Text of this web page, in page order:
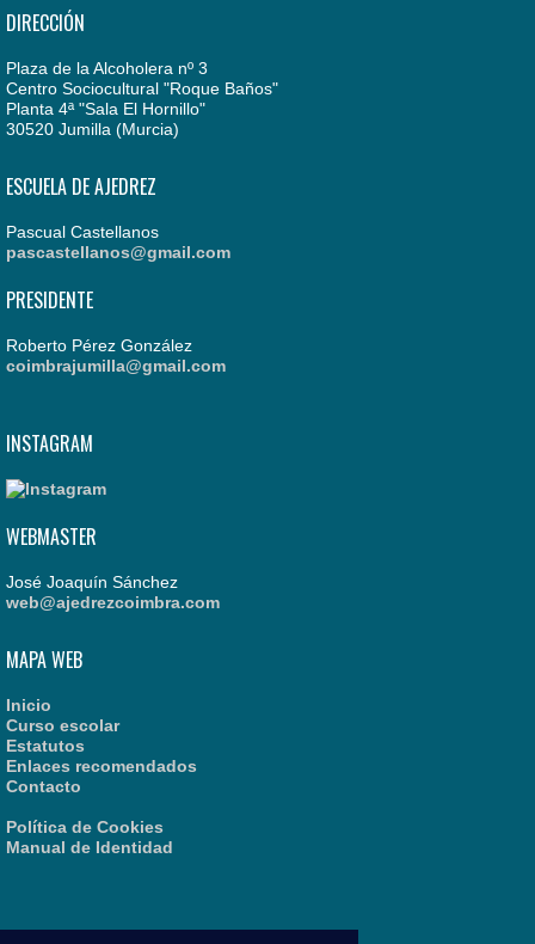
DIRECCIÓN
Plaza de la Alcoholera nº 3
Centro Sociocultural "Roque Baños"
Planta 4ª "Sala El Hornillo"
30520 Jumilla (Murcia)
ESCUELA DE AJEDREZ
Pascual Castellanos
pascastellanos@gmail.com
PRESIDENTE
Roberto Pérez González
coimbrajumilla@gmail.com
INSTAGRAM
WEBMASTER
José Joaquín Sánchez
web@ajedrezcoimbra.com
MAPA WEB
Inicio
Curso escolar
Estatutos
Enlaces recomendados
Contacto
Política de Cookies
Manual de Identidad